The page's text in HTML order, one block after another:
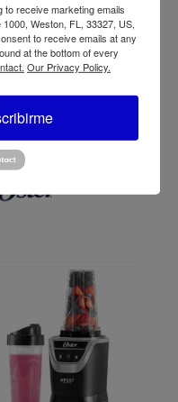
Oster
receive marketing emails
Weston, FL, 33327, US,
to receive emails at any
at the bottom of every
Our Privacy Policy.